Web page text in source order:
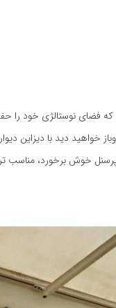
که فضای نوستالژی خود را
خواهید دید با دیزاین
پرسنل خوش برخورد،